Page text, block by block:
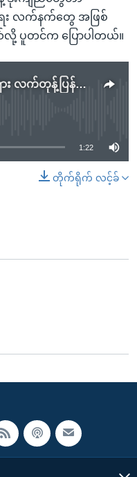
လက်နက်တွေ အဖြစ်
ပူတင်က ပြောပါတယ်။
ဥရောပမှာ ကန်ဒုံးကျည်တပ်မှု ရုရှား လက်တုန့်ပြန်မည်
available
1:22
တိုက်ရိုက် လင့်ခ်